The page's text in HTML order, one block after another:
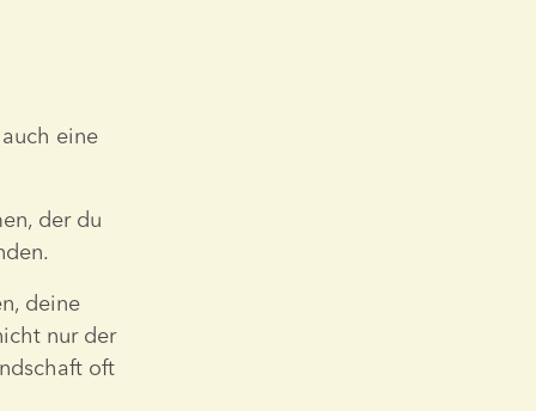
eine
der du
deine
nur der
oft